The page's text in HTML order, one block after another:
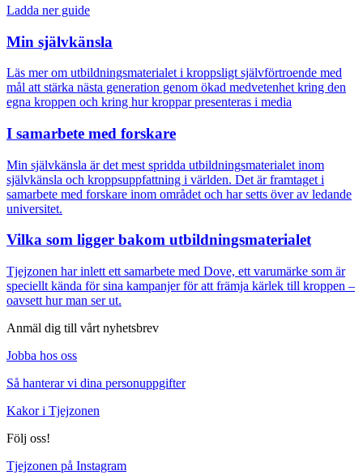
Ladda ner guide
Min självkänsla
Läs mer om utbildningsmaterialet i kroppsligt självförtroende med
mål att stärka nästa generation genom ökad medvetenhet kring den
egna kroppen och kring hur kroppar presenteras i media
I samarbete med forskare
Min självkänsla är det mest spridda utbildningsmaterialet inom
självkänsla och kroppsuppfattning i världen. Det är framtaget i
samarbete med forskare inom området och har setts över av ledande
universitet.
Vilka som ligger bakom utbildningsmaterialet
Tjejzonen har inlett ett samarbete med Dove, ett varumärke som är
speciellt kända för sina kampanjer för att främja kärlek till kroppen –
oavsett hur man ser ut.
Anmäl dig till vårt nyhetsbrev
Jobba hos oss
Så hanterar vi dina personuppgifter
Kakor i Tjejzonen
Följ oss!
Tjejzonen på Instagram